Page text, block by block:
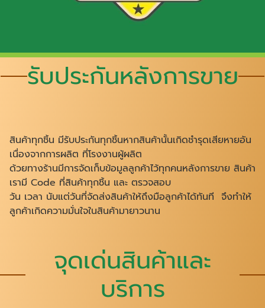
รับประกันหลังการขาย
สินค้าทุกชิ้น มีรับประกันทุกชิ้นหากสินค้านั้นเกิดชำรุดเสียหายอัน
เนื่องจากการผลิต ที่โรงงานผู้ผลิต
ด้วยทางร้านมีการจัดเก็บข้อมูลลูกค้าไว้ทุกคนหลังการขาย สินค้า
เรามี Code ที่สินค้าทุกชิ้น และ ตรวจสอบ
วัน เวลา นับแต่วันที่จัดส่งสินค้าให้ถึงมือลูกค้าได้ทันที จึงทำให้
ลูกค้าเกิดความมั่นใจในสินค้ามายาวนาน
จุดเด่นสินค้าและ
บริการ